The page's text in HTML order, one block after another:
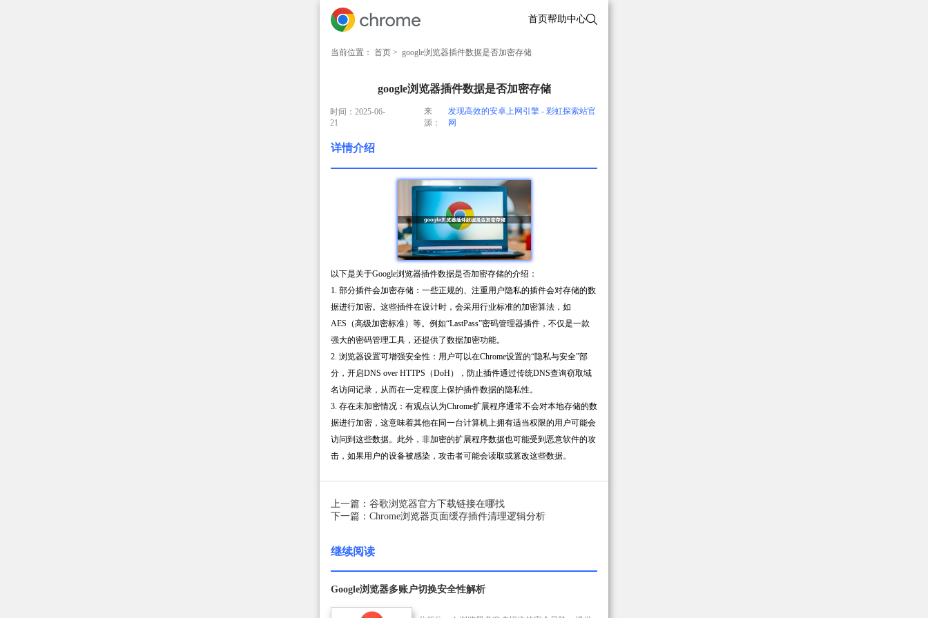
首页帮助中心
当前位置： 首页 > google浏览器插件数据是否加密存储
google浏览器插件数据是否加密存储
时间：2025-06-
21
来
源：
发现高效的安卓上网引擎 - 彩虹探索站官
网
详情介绍
以下是关于Google浏览器插件数据是否加密存储的介绍：
1. 部分插件会加密存储：一些正规的、注重用户隐私的插件会对存储的数
据进行加密。这些插件在设计时，会采用行业标准的加密算法，如
AES（高级加密标准）等。例如“LastPass”密码管理器插件，不仅是一款
强大的密码管理工具，还提供了数据加密功能。
2. 浏览器设置可增强安全性：用户可以在Chrome设置的“隐私与安全”部
分，开启DNS over HTTPS（DoH），防止插件通过传统DNS查询窃取域
名访问记录，从而在一定程度上保护插件数据的隐私性。
3. 存在未加密情况：有观点认为Chrome扩展程序通常不会对本地存储的数
据进行加密，这意味着其他在同一台计算机上拥有适当权限的用户可能会
访问到这些数据。此外，非加密的扩展程序数据也可能受到恶意软件的攻
击，如果用户的设备被感染，攻击者可能会读取或篡改这些数据。
上一篇：谷歌浏览器官方下载链接在哪找
下一篇：Chrome浏览器页面缓存插件清理逻辑分析
继续阅读
Google浏览器多账户切换安全性解析